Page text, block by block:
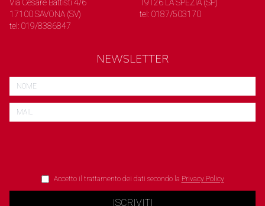
Via Cesare Battisti 4/6
17100 SAVONA (SV)
tel: 019/8386847
19126 LA SPEZIA (SP)
tel: 0187/503170
NEWSLETTER
Accetto il trattamento dei dati secondo la Privacy Policy
ISCRIVITI